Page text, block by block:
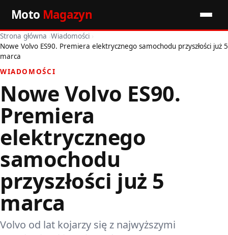
Moto Magazyn
Start
Wiadomości
Premiery
Porady motoryzacyjne
Pozostałe artykuły
Strona główna ›Wiadomości ›
Nowe Volvo ES90. Premiera elektrycznego samochodu przyszłości już 5
marca
WIADOMOŚCI
Nowe Volvo ES90.
Premiera
elektrycznego
samochodu
przyszłości już 5
marca
Volvo od lat kojarzy się z najwyższymi